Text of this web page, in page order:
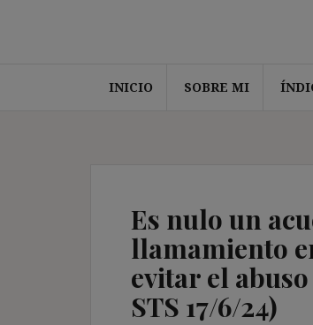
INICIO SOBRE MI
Es nulo un
llamamiento
evitar el abuso
STS 17/6/24)